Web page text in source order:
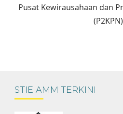
Pusat Kewirausahaan dan
(P2KPN)
STIE AMM TERKINI